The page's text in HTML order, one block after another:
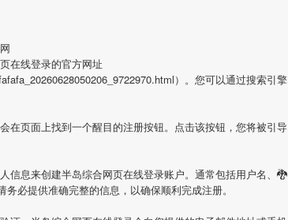
在线登录的官方网址
）。您可以通过搜索引擎
在页面上找到一个醒目的注册按钮。点击该按钮，您将被引导
信息来创建半岛综合网页在线登录账户。通常包括用户名、🐉
必提供准确完整的信息，以确保顺利完成注册。